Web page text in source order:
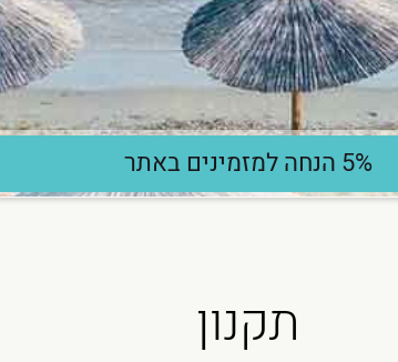
5% הנחה למזמינים באתר
תקנון